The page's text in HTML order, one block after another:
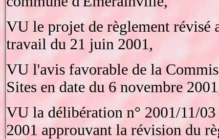
VU le projet de règlement révisé
travail du 21 juin 2001,
VU l'avis favorable de la
Sites en date du 6 novembre
VU la délibération n° 2001/11/
2001 approuvant la révision du